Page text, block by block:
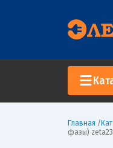
Главная /
фазы)